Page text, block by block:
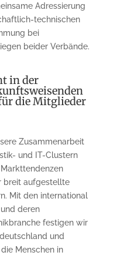
Adressierung
technischen
bei
beider Verbände.
in der
die Mitglieder
Zusammenarbeit
und IT-Clustern
breit aufgestellte
Mit den international
deren
festigen wir
und
Menschen in